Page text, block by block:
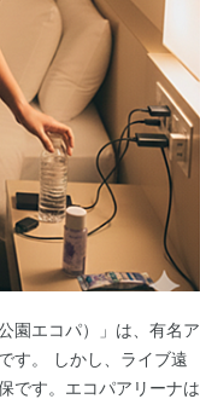
園エコパ）」は、有名ア
す。 しかし、ライブ遠
です。エコパアリーナは